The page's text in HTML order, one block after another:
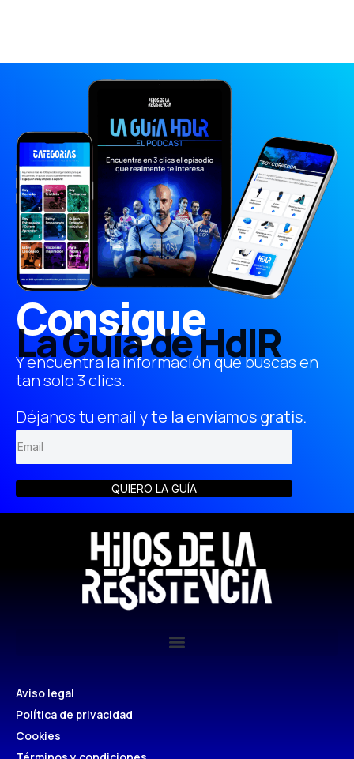
Consigue
La Guía de HdlR
Y encuentra la información que buscas en
tan solo 3 clics.
Déjanos tu email yte la enviamos gratis.
QUIERO LA GUÍA
Aviso legal
Política de privacidad
Cookies